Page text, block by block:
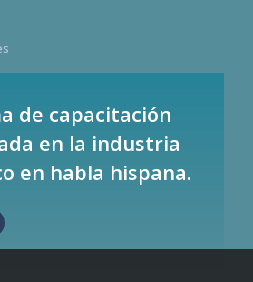
de capacitación
en la industria
en habla hispana.